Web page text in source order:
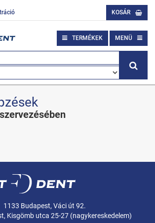
KOSÁR
TERMÉKEK MENÜ
1133 Budapest, Váci út 92.
Kisgömb utca 25-27 (nagykereskedelem)